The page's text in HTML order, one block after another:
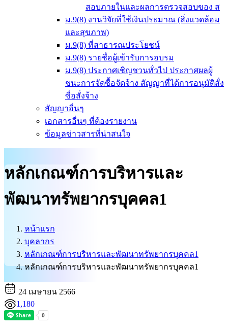
สอบภายในและผลการตรวจสอบของ ส
ม.9(8) งานวิจัยที่ใช้เงินประมาณ (สิ่งแวดล้อม
และสุขภาพ)
ม.9(8) ที่สาธารณประโยชน์
ม.9(8) รายชื่อผู้เข้ารับการอบรม
ม.9(8) ประกาศเชิญชวนทั่วไป ประกาศผลผู้
ชนะการจัดซื้อจัดจ้าง สัญญาที่ได้การอนุมัติสั่ง
ซื่อสั่งจ้าง
สัญญาอื่นๆ
เอกสารอื่นๆ ที่ต้องรายงาน
ข้อมูลข่าวสารที่น่าสนใจ
หลักเกณฑ์การบริหารและ
พัฒนาทรัพยากรบุคคล1
หน้าแรก
บุคลากร
หลักเกณฑ์การบริหารและพัฒนาทรัพยากรบุคคล1
หลักเกณฑ์การบริหารและพัฒนาทรัพยากรบุคคล1
24 เมษายน 2566
1,180